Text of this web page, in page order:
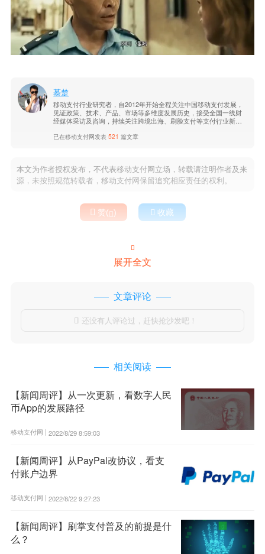
慕楚
移动支付行业研究者，自2012年开始全程关注中国移动支付发展，
见证政策、技术、产品、市场等多维度发展历史，接受全国一线财
经媒体采访及咨询，持续关注跨境出海、刷脸支付等支付行业新兴
已在移动支付网发表521 篇文章
本文为作者授权发布，不代表移动支付网立场，转载请注明作者及来
源，未按照规范转载者，移动支付网保留追究相应责任的权利。
 赞()  收藏

展开全文
文章评论
 还没有人评论过，赶快抢沙发吧！
相关阅读
【新闻周评】从一次更新，看数字人民
币App的发展路径
移动支付网 | 2022/8/29 8:59:03
【新闻周评】从PayPal改协议，看支
付账户边界
移动支付网 | 2022/8/22 9:27:23
【新闻周评】刷掌支付普及的前提是什
么？